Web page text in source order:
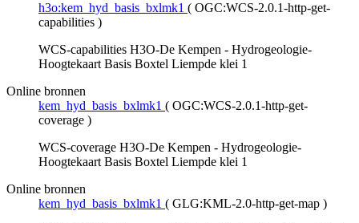
h3o:kem_hyd_basis_bxlmk1 ( OGC:WCS-2.0.1-http-get-
capabilities )
WCS-capabilities H3O-De Kempen - Hydrogeologie-
Hoogtekaart Basis Boxtel Liempde klei 1
Online bronnen
kem_hyd_basis_bxlmk1 ( OGC:WCS-2.0.1-http-get-
coverage )
WCS-coverage H3O-De Kempen - Hydrogeologie-
Hoogtekaart Basis Boxtel Liempde klei 1
Online bronnen
kem_hyd_basis_bxlmk1 ( GLG:KML-2.0-http-get-map )